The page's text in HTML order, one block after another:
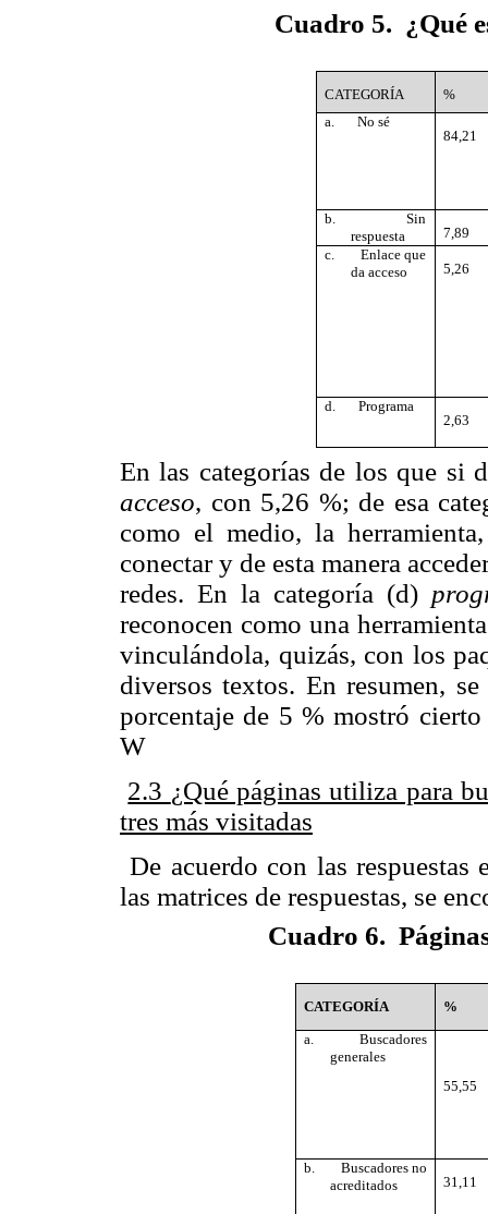
Cuadro 5. ¿Qué
CATEGORÍA
%
a.
No sé
84,21
b.
Sin
respuesta
7,89
c.
Enlace que
da acceso
5,26
d.
Programa
2,63
En las categorías de los que si
acceso, con 5,26 %; de esa
como el medio, la
conectar y de esta manera
redes. En la categoría (d)
reconocen como una
vinculándola, quizás, con los
diversos textos. En resumen,
porcentaje de 5 % mostró
W
2.3 ¿Qué páginas utiliza para
tres más visitadas
De acuerdo con las respuestas
las matrices de respuestas, se
Cuadro 6.
CATEGORÍA
%
a.
Buscadores
generales
55,55
b.
Buscadores no
acreditados
31,11